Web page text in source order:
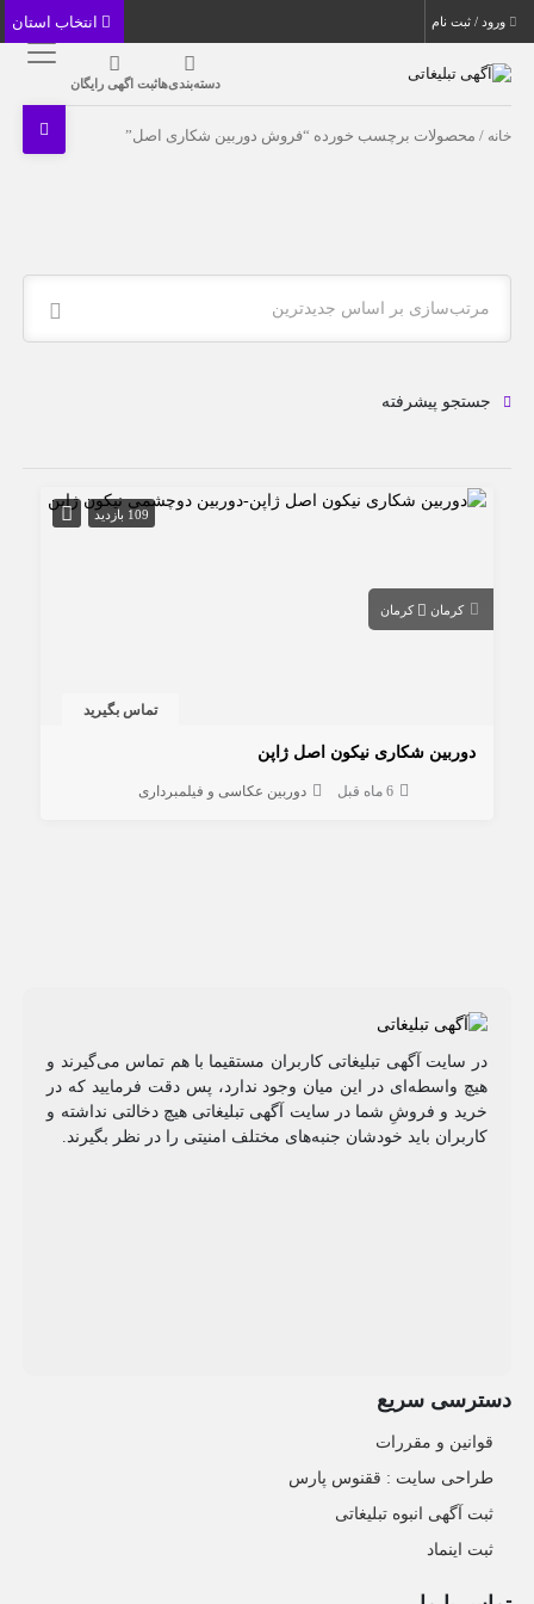
ورود / ثبت نام
دسته‌بندی‌هاثبت اگهی رایگان
خانه / محصولات برچسب خورده “فروش دوربین شکاری اصل”
مرتب‌سازی بر اساس جدیدترین
جستجو پیشرفته
109 بازدید
کرمان کرمان
تماس بگیرید
دوربین شکاری نیکون اصل ژاپن
6 ماه قبل دوربین عکاسی و فیلمبرداری
در سایت آگهی تبلیغاتی کاربران مستقیما با هم تماس می‌گیرند و
هیچ واسطه‌ای در این میان وجود ندارد، پس دقت فرمایید که در
خرید و فروشِ شما در سایت آگهی تبلیغاتی هیچ دخالتی نداشته و
کاربران باید خودشان جنبه‌های مختلف امنیتی را در نظر بگیرند.
دسترسی سریع
قوانین و مقررات
طراحی سایت : ققنوس پارس
ثبت آگهی انبوه تبلیغاتی
ثبت اینماد